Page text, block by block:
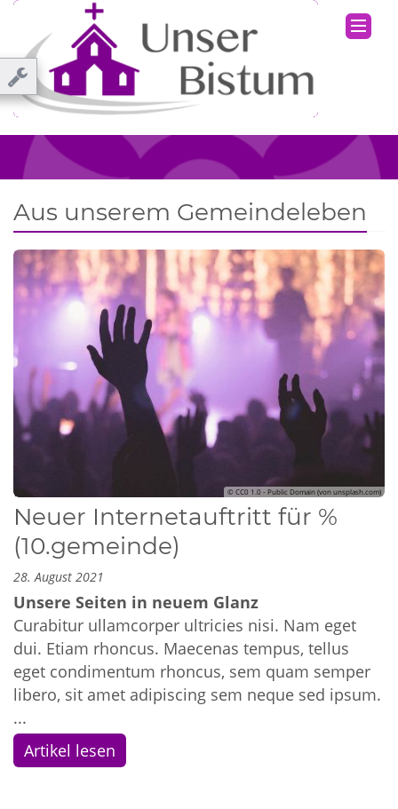
Aus unserem Gemeindeleben
© CC0 1.0 - Public Domain (von unsplash.com)
Neuer Internetauftritt für %
(10.gemeinde)
28. August 2021
Unsere Seiten in neuem Glanz
Curabitur ullamcorper ultricies nisi. Nam eget
dui. Etiam rhoncus. Maecenas tempus, tellus
eget condimentum rhoncus, sem quam semper
libero, sit amet adipiscing sem neque sed ipsum.
...
Artikel lesen